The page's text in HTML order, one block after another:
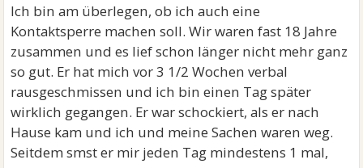
Ich bin am überlegen, ob ich auch eine
Kontaktsperre machen soll. Wir waren fast 18 Jahre
zusammen und es lief schon länger nicht mehr ganz
so gut. Er hat mich vor 3 1/2 Wochen verbal
rausgeschmissen und ich bin einen Tag später
wirklich gegangen. Er war schockiert, als er nach
Hause kam und ich und meine Sachen waren weg.
Seitdem smst er mir jeden Tag mindestens 1 mal,